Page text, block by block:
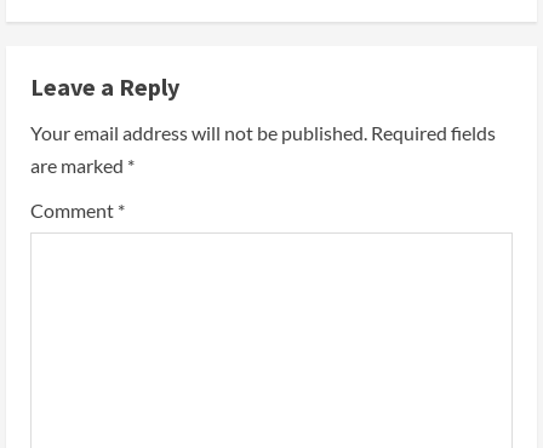
Leave a Reply
Your email address will not be published. Required fields
are marked *
Comment *